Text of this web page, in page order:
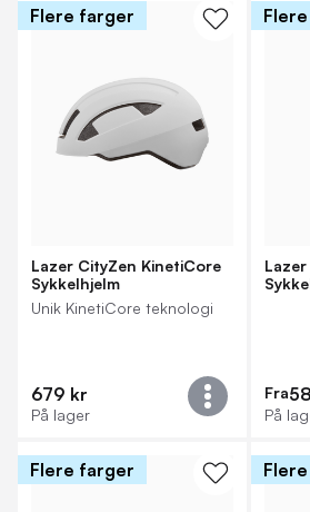
Flere farger
Lazer CityZen KinetiCore
Sykkelhjelm
Unik KinetiCore teknologi
679 kr
På lager
Fra
På
Flere farger